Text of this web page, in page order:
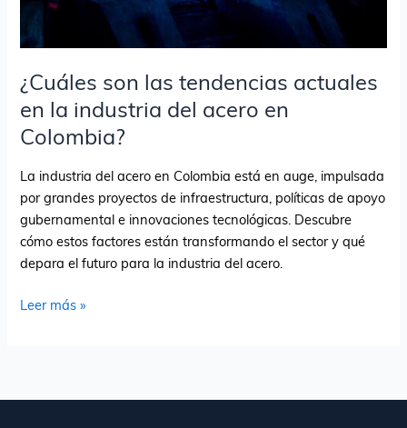
¿Cuáles son las tendencias actuales
en la industria del acero en
Colombia?
La industria del acero en Colombia está en auge, impulsada
por grandes proyectos de infraestructura, políticas de apoyo
gubernamental e innovaciones tecnológicas. Descubre
cómo estos factores están transformando el sector y qué
depara el futuro para la industria del acero.
acero
Colombia?
Leer más »